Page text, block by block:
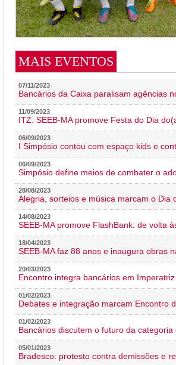
MAIS EVENTOS
07/11/2023
Bancários da Caixa paralisam agências
11/09/2023
ITZ: SEEB-MA promove Festa do Dia
06/09/2023
I Simpósio contou com espaço kids e
06/09/2023
Simpósio define meios de combater o
28/08/2023
Alegria, sorteios e música marcam o Dia
14/08/2023
SEEB-MA promove FlashBank: de volta
18/04/2023
SEEB-MA faz 88 anos e inaugura obras
20/03/2023
Encontro integra bancários em
01/02/2023
Debates e integração marcam Encontro
01/02/2023
Bancários discutem o futuro da
05/01/2023
Bradesco: protesto contra demissões e